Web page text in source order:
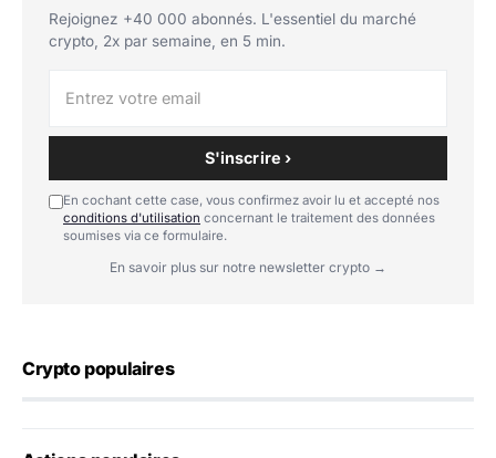
Rejoignez +40 000 abonnés. L'essentiel du marché
crypto, 2x par semaine, en 5 min.
S'inscrire ›
En cochant cette case, vous confirmez avoir lu et accepté nos
conditions d'utilisation concernant le traitement des données
soumises via ce formulaire.
En savoir plus sur notre newsletter crypto →
Crypto populaires